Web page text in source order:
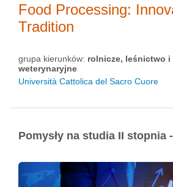
Food Processing:
Tradition
grupa kierunków: rolnicze, leśnictwo i
weterynaryjne
Università Cattolica del Sacro Cuore
Pomysły na studia II stopnia